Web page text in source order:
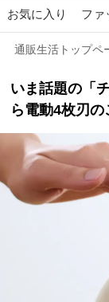
ー
バ
ュ
お気に入り ファ
通販生活トップペ
いま話題の「
ら電動4枚刃の